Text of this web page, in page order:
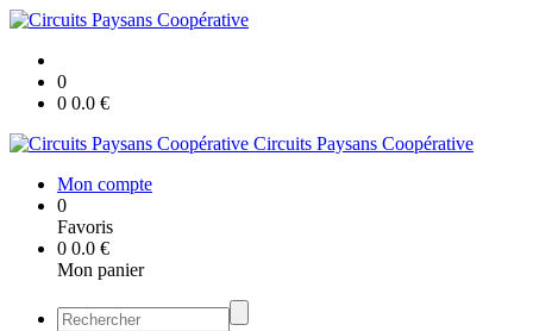
0
0 0.0 €
Circuits Paysans Coopérative
Mon compte
0
Favoris
0 0.0 €
Mon panier